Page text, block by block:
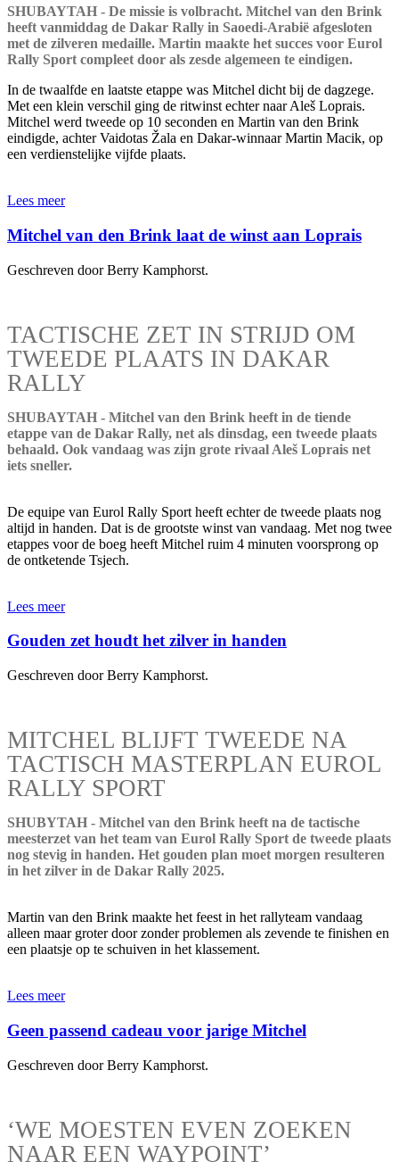
SHUBAYTAH - De missie is volbracht. Mitchel van den Brink
heeft vanmiddag de Dakar Rally in Saoedi-Arabië afgesloten
met de zilveren medaille. Martin maakte het succes voor Eurol
Rally Sport compleet door als zesde algemeen te eindigen.
In de twaalfde en laatste etappe was Mitchel dicht bij de dagzege.
Met een klein verschil ging de ritwinst echter naar Aleš Loprais.
Mitchel werd tweede op 10 seconden en Martin van den Brink
eindigde, achter Vaidotas Žala en Dakar-winnaar Martin Macik, op
een verdienstelijke vijfde plaats.
Lees meer
Mitchel van den Brink laat de winst aan Loprais
Geschreven door Berry Kamphorst.
TACTISCHE ZET IN STRIJD OM
TWEEDE PLAATS IN DAKAR
RALLY
SHUBAYTAH - Mitchel van den Brink heeft in de tiende
etappe van de Dakar Rally, net als dinsdag, een tweede plaats
behaald. Ook vandaag was zijn grote rivaal Aleš Loprais net
iets sneller.
De equipe van Eurol Rally Sport heeft echter de tweede plaats nog
altijd in handen. Dat is de grootste winst van vandaag. Met nog twee
etappes voor de boeg heeft Mitchel ruim 4 minuten voorsprong op
de ontketende Tsjech.
Lees meer
Gouden zet houdt het zilver in handen
Geschreven door Berry Kamphorst.
MITCHEL BLIJFT TWEEDE NA
TACTISCH MASTERPLAN EUROL
RALLY SPORT
SHUBYTAH - Mitchel van den Brink heeft na de tactische
meesterzet van het team van Eurol Rally Sport de tweede plaats
nog stevig in handen. Het gouden plan moet morgen resulteren
in het zilver in de Dakar Rally 2025.
Martin van den Brink maakte het feest in het rallyteam vandaag
alleen maar groter door zonder problemen als zevende te finishen en
een plaatsje op te schuiven in het klassement.
Lees meer
Geen passend cadeau voor jarige Mitchel
Geschreven door Berry Kamphorst.
‘WE MOESTEN EVEN ZOEKEN
NAAR EEN WAYPOINT’